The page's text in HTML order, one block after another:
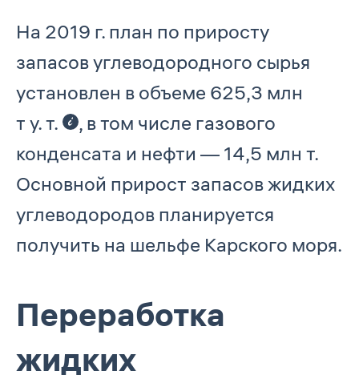
На 2019 г. план по приросту
запасов углеводородного сырья
установлен в объеме 625,3 млн
т у. т.
, в том числе газового
конденсата и нефти — 14,5 млн т.
Основной прирост запасов жидких
углеводородов планируется
получить на шельфе Карского моря.
Переработка
жидких